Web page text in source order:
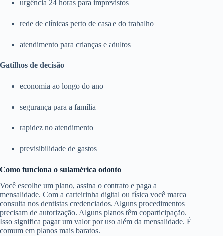
urgência 24 horas para imprevistos
rede de clínicas perto de casa e do trabalho
atendimento para crianças e adultos
Gatilhos de decisão
economia ao longo do ano
segurança para a família
rapidez no atendimento
previsibilidade de gastos
Como funciona o sulamérica odonto
Você escolhe um plano, assina o contrato e paga a
mensalidade. Com a carteirinha digital ou física você marca
consulta nos dentistas credenciados. Alguns procedimentos
precisam de autorização. Alguns planos têm coparticipação.
Isso significa pagar um valor por uso além da mensalidade. É
comum em planos mais baratos.